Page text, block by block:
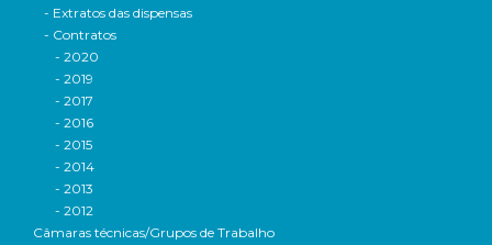
- Extratos das dispensas
- Contratos
- 2020
- 2019
- 2017
- 2016
- 2015
- 2014
- 2013
- 2012
Câmaras técnicas/Grupos de Trabalho